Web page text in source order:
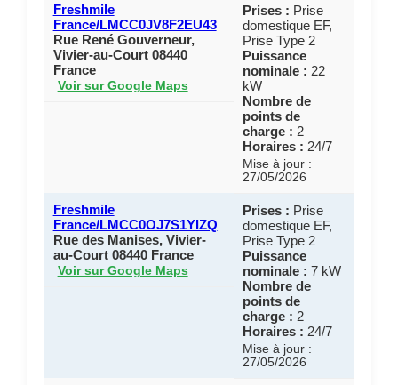
Freshmile
France/LMCC0JV8F2EU43
Rue René Gouverneur,
Vivier-au-Court 08440
France
Voir sur Google Maps
Prises : Prise
domestique EF,
Prise Type 2
Puissance
nominale : 22
kW
Nombre de
points de
charge : 2
Horaires : 24/7
Mise à jour :
27/05/2026
Freshmile
France/LMCC0OJ7S1YIZQ
Rue des Manises, Vivier-
au-Court 08440 France
Voir sur Google Maps
Prises : Prise
domestique EF,
Prise Type 2
Puissance
nominale : 7 kW
Nombre de
points de
charge : 2
Horaires : 24/7
Mise à jour :
27/05/2026